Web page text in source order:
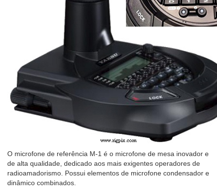
O microfone de referência M-1 é o microfone de mesa inovador e
de alta qualidade, dedicado aos mais exigentes operadores de
radioamadorismo. Possui elementos de microfone condensador e
dinâmico combinados.